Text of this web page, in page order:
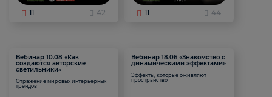
11 42 11 44
Вебинар 10.08 «Как
создаются авторские
светильники»
Отражение мировых интерьерных
трендов
Вебинар 18.06 «Знакомство с
динамическими эффектами»
Эффекты, которые оживляют
пространство